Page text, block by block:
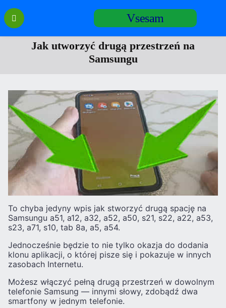
Перейти
содержанию
Vsesam
Jak utworzyć drugą przestrzeń na
Samsungu
To chyba jedyny wpis jak stworzyć drugą spację na
Samsungu a51, a12, a32, a52, a50, s21, s22, a22, a53,
s23, a71, s10, tab 8a, a5, a54.
Jednocześnie będzie to nie tylko okazja do dodania
klonu aplikacji, o której pisze się i pokazuje w innych
zasobach Internetu.
Możesz włączyć pełną drugą przestrzeń w dowolnym
telefonie Samsung — innymi słowy, zdobądź dwa
smartfony w jednym telefonie.